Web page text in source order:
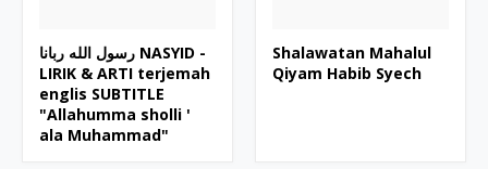
رسول الله ربانا NASYID -
LIRIK & ARTI terjemah
englis SUBTITLE
"Allahumma sholli '
ala Muhammad"
Shalawatan Mahalul
Qiyam Habib Syech